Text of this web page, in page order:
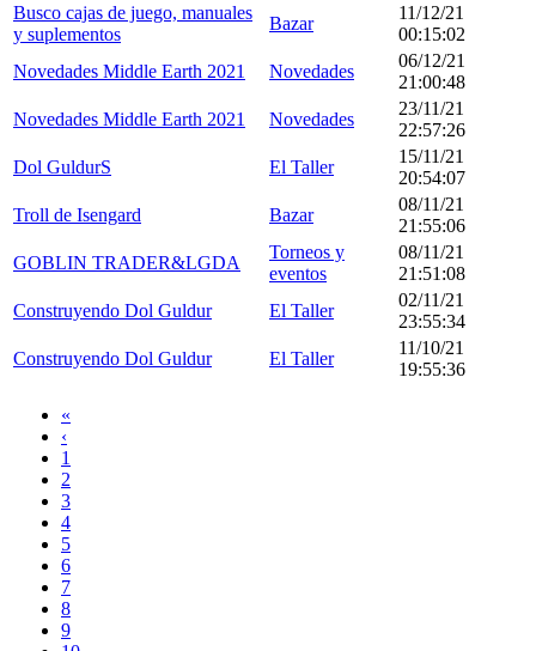
Busco cajas de juego, manuales
y suplementos
Bazar
11/12/21
00:15:02
Novedades Middle Earth 2021
Novedades
06/12/21
21:00:48
Novedades Middle Earth 2021
Novedades
23/11/21
22:57:26
Dol GuldurS
El Taller
15/11/21
20:54:07
Troll de Isengard
Bazar
08/11/21
21:55:06
GOBLIN TRADER&LGDA
Torneos y
eventos
08/11/21
21:51:08
Construyendo Dol Guldur
El Taller
02/11/21
23:55:34
Construyendo Dol Guldur
El Taller
11/10/21
19:55:36
«
‹
1
2
3
4
5
6
7
8
9